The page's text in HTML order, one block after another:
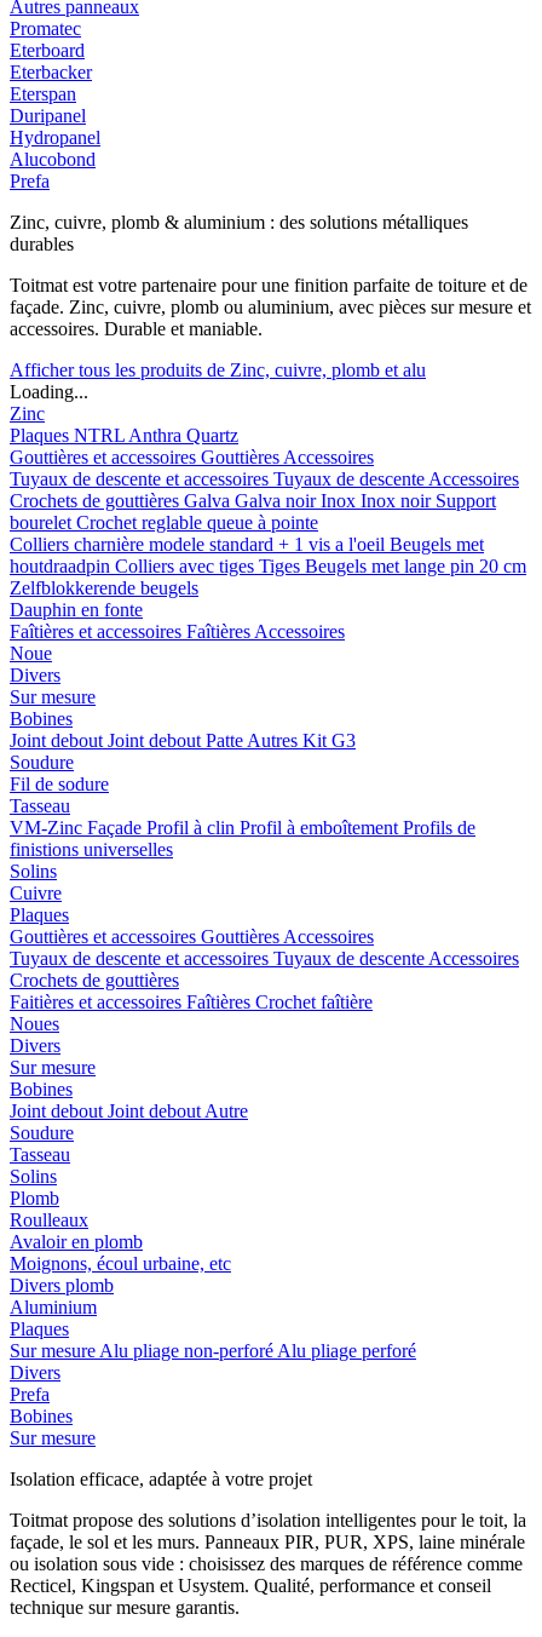
Autres panneaux
Promatec
Eterboard
Eterbacker
Eterspan
Duripanel
Hydropanel
Alucobond
Prefa
Zinc, cuivre, plomb & aluminium : des solutions métalliques
durables
Toitmat est votre partenaire pour une finition parfaite de toiture et de
façade. Zinc, cuivre, plomb ou aluminium, avec pièces sur mesure et
accessoires. Durable et maniable.
Afficher tous les produits de Zinc, cuivre, plomb et alu
Loading...
Zinc
Plaques NTRL Anthra Quartz
Gouttières et accessoires Gouttières Accessoires
Tuyaux de descente et accessoires Tuyaux de descente Accessoires
Crochets de gouttières Galva Galva noirInox Inox noir Support
bourelet Crochet reglable queue à pointe
Colliers charnière modele standard + 1 vis a l'oeil Beugels met
houtdraadpin Colliers avec tiges Tiges Beugels met lange pin 20 cm
Zelfblokkerende beugels
Dauphin en fonte
Faîtières et accessoires Faîtières Accessoires
Noue
Divers
Sur mesure
Bobines
Joint debout Joint debout Patte Autres Kit G3
Soudure
Fil de sodure
Tasseau
VM-Zinc Façade Profil à clin Profil à emboîtement Profils de
finistions universelles
Solins
Cuivre
Plaques
Gouttières et accessoires Gouttières Accessoires
Tuyaux de descente et accessoires Tuyaux de descente Accessoires
Crochets de gouttières
Faitières et accessoires Faîtières Crochet faîtière
Noues
Divers
Sur mesure
Bobines
Joint debout Joint debout Autre
Soudure
Tasseau
Solins
Plomb
Roulleaux
Avaloir en plomb
Moignons, écoul urbaine, etc
Divers plomb
Aluminium
Plaques
Sur mesure Alu pliage non-perforé Alu pliage perforé
Divers
Prefa
Bobines
Sur mesure
Isolation efficace, adaptée à votre projet
Toitmat propose des solutions d’isolation intelligentes pour le toit, la
façade, le sol et les murs. Panneaux PIR, PUR, XPS, laine minérale
ou isolation sous vide : choisissez des marques de référence comme
Recticel, Kingspan et Usystem. Qualité, performance et conseil
technique sur mesure garantis.